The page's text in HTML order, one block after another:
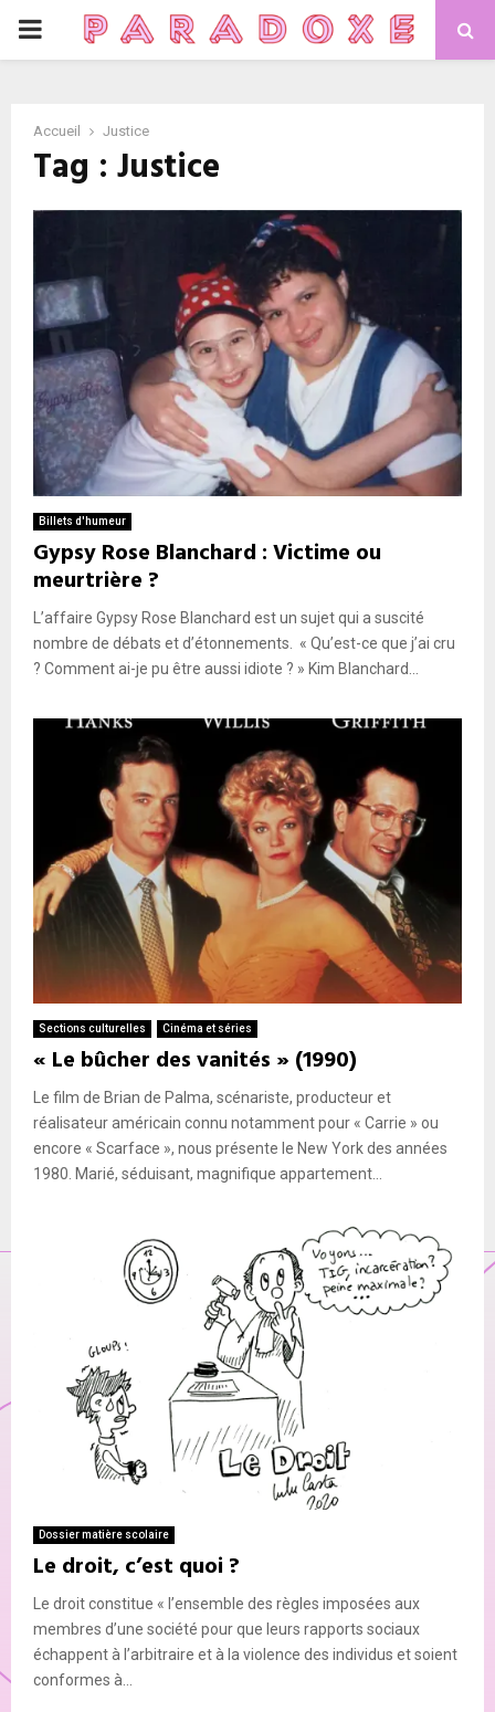
PRIMARY
Accueil Justice
Tag : Justice
Billets d'humeur
Gypsy Rose Blanchard : Victime ou
meurtrière ?
L’affaire Gypsy Rose Blanchard est un sujet qui a suscité
nombre de débats et d’étonnements. « Qu’est-ce que j’ai cru
? Comment ai-je pu être aussi idiote ? » Kim Blanchard...
Sections culturelles Cinéma et séries
« Le bûcher des vanités » (1990)
Le film de Brian de Palma, scénariste, producteur et
réalisateur américain connu notamment pour « Carrie » ou
encore « Scarface », nous présente le New York des années
1980. Marié, séduisant, magnifique appartement...
Dossier matière scolaire
Le droit, c’est quoi ?
Le droit constitue « l’ensemble des règles imposées aux
membres d’une société pour que leurs rapports sociaux
échappent à l’arbitraire et à la violence des individus et soient
conformes à...